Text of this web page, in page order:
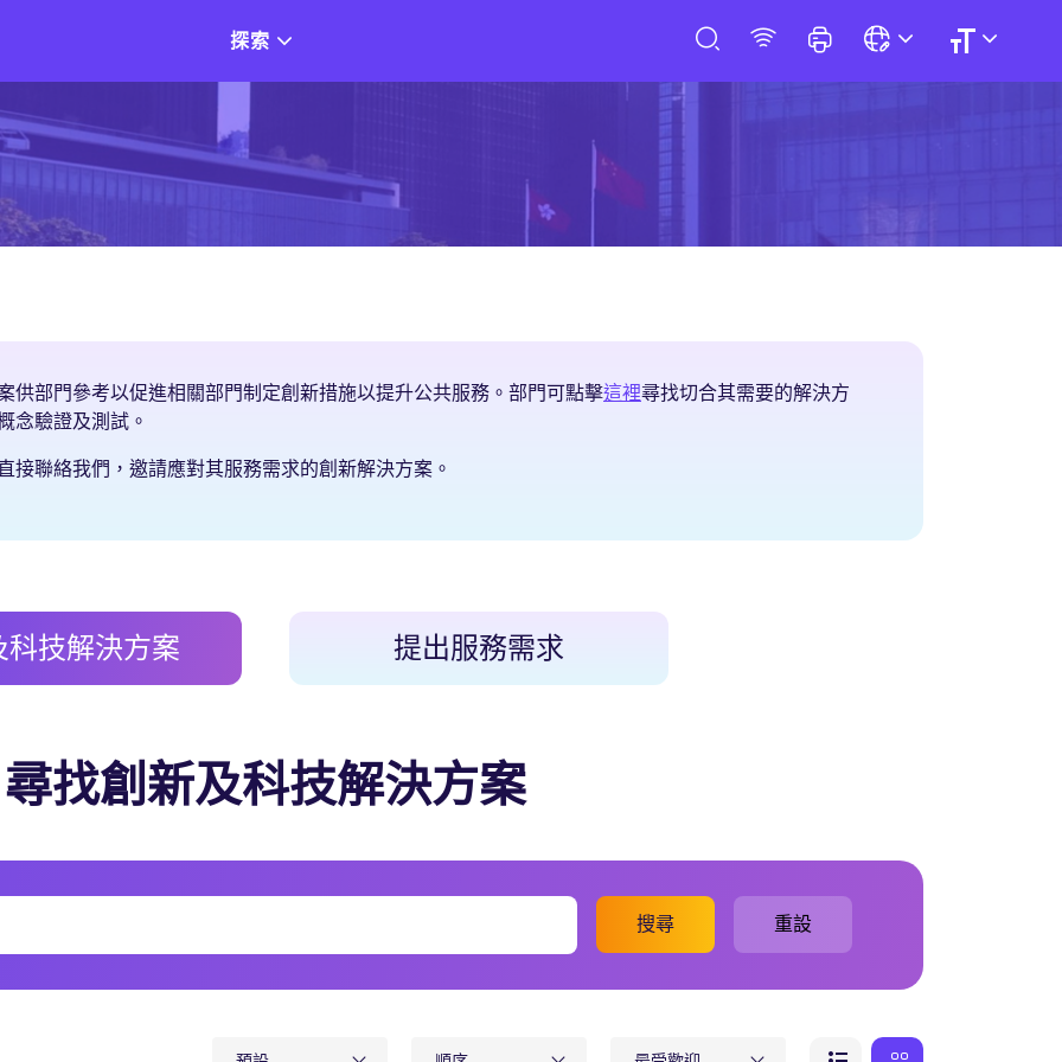
探索
供部門參考以促進相關部門制定創新措施以提升公共服務。部門可點擊這裡創新及科技解決方案
尋找切合其需要的解決方
念驗證及測試。
接聯絡我們，邀請應對其服務需求的創新解決方案。
科技解決方案 提出服務需求
尋找創新及科技解決方案
搜尋 重設